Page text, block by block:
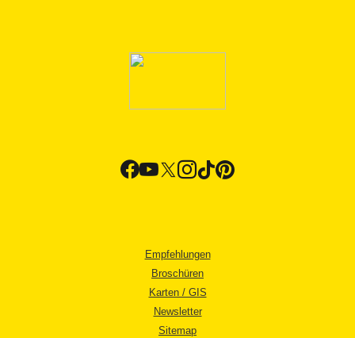
Empfehlungen
Broschüren
Karten / GIS
Newsletter
Sitemap